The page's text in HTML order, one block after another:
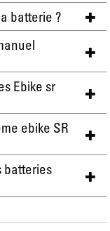
batterie ?
Ebike sr
ebike SR
batteries